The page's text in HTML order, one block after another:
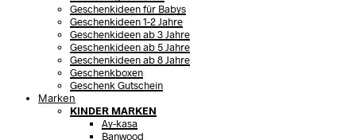
Geschenkideen für Babys
Geschenkideen 1-2 Jahre
Geschenkideen ab 3 Jahre
Geschenkideen ab 5 Jahre
Geschenkideen ab 8 Jahre
Geschenkboxen
Geschenk Gutschein
Marken
KINDER MARKEN
Ay-kasa
Banwood